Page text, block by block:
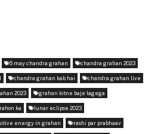
5 may chandra grahan chandra grahan 2023
chandra grahan kab hai chandra grahan live
2023 grahan kitne baje lagega
ka lunar eclipse 2023
energy in grahan rashi par prabhaav